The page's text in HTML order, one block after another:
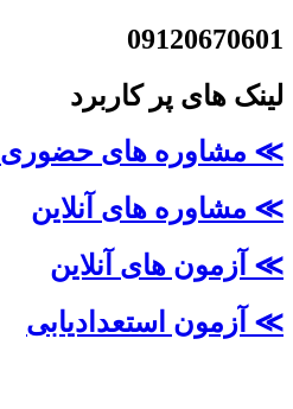
09120670601
لینک های پر کاربرد
≫ مشاوره های حضوری
≫ مشاوره های آنلاین
≫ آزمون های آنلاین
≫ آزمون استعدادیابی